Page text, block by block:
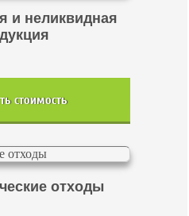
и неликвидная
стоимость
отходы